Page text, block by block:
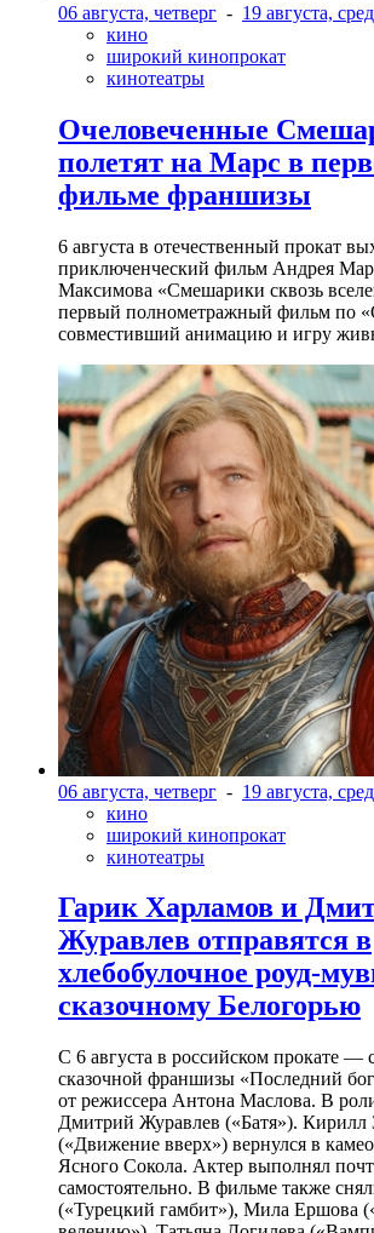
06 августа, четверг - 19 августа,
кино
широкий кинопрокат
кинотеатры
Очеловеченные
полетят на Марс в
фильме франшизы
6 августа в отечественный прокат
приключенческий фильм Андрея
Максимова «Смешарики сквозь
первый полнометражный фильм по
совместивший анимацию и игру
06 августа, четверг - 19 августа,
кино
широкий кинопрокат
кинотеатры
Гарик Харламов и
Журавлев отправятся в
хлебобулочное роуд-
сказочному Белогорью
С 6 августа в российском прокате —
сказочной франшизы «Последний
от режиссера Антона Маслова. В
Дмитрий Журавлев («Батя»). Кирилл
(«Движение вверх») вернулся в
Ясного Сокола. Актер выполнял
самостоятельно. В фильме также
(«Турецкий гамбит»), Мила Ершова